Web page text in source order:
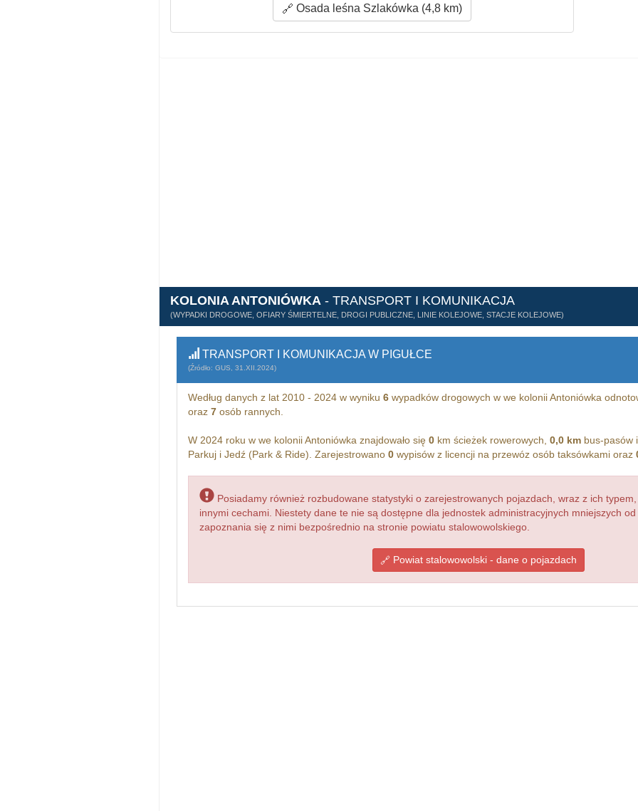
Osada leśna Szlakówka (4,8 km)
KOLONIA ANTONIÓWKA - TRANSPORT I KOMUNIKACJA
(WYPADKI DROGOWE, OFIARY ŚMIERTELNE, DROGI PUBLICZNE, LINIE KOLEJOWE, STACJE KOLEJOWE)
TRANSPORT I KOMUNIKACJA W PIGUŁCE
(Źródło: GUS, 31.XII.2024)
Według danych z lat 2010 - 2024 w wyniku 6wypadków drogowych w we kolonii Antoniówka
oraz 7osób rannych.
W 2024 roku w we kolonii Antoniówka znajdowało się 0km ścieżek rowerowych, 0,0 kmbus-pasów
Parkuj i Jedź (Park & Ride). Zarejestrowano 0wypisów z licencji na przewóz osób taksówkami oraz
Posiadamy również rozbudowane statystyki o zarejestrowanych pojazdach, wraz z ich
innymi cechami. Niestety dane te nie są dostępne dla jednostek administracyjnych mniejszych
zapoznania się z nimi bezpośrednio na stronie powiatu stalowowolskiego.
Powiat stalowowolski - dane o pojazdach